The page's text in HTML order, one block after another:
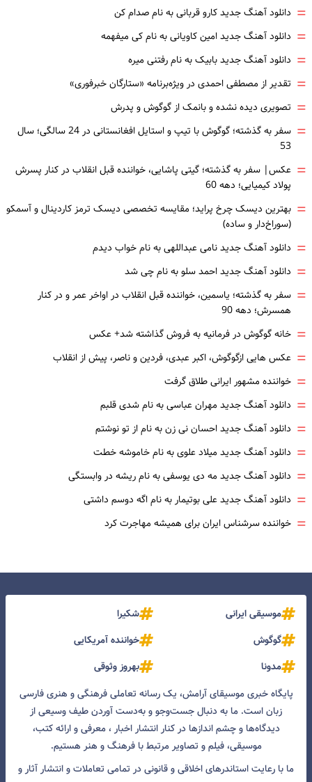
= دانلود آهنگ جدید کارو قربانی به نام صدام کن
= دانلود آهنگ جدید امین کاویانی به نام کی میفهمه
= دانلود آهنگ جدید بابیک به نام رفتنی میره
= تقدیر از مصطفی احمدی در ویژه‌برنامه «ستارگان خبرفوری»
= تصویری دیده نشده و بانمک از گوگوش و پدرش
=
سفر به گذشته؛ گوگوش با تیپ و استایل افغانستانی در 24 سالگی؛ سال
53
= عکس| سفر به گذشته؛ گیتی پاشایی، خواننده قبل انقلاب در کنار پسرش
پولاد کیمیایی؛ دهه 60
= بهترین دیسک چرخ پراید؛ مقایسه تخصصی دیسک ترمز کاردینال و آسمکو
(سوراخ‌دار و ساده)
= دانلود آهنگ جدید نامی عبداللهی به نام خواب دیدم
= دانلود آهنگ جدید احمد سلو به نام چی شد
= سفر به گذشته؛ یاسمین، خواننده قبل انقلاب در اواخر عمر و در کنار
همسرش؛ دهه 90
= خانه گوگوش در فرمانیه به فروش گذاشته شد+ عکس
= عکس هایی ازگوگوش، اکبر عبدی، فردین و ناصر، پیش از انقلاب
= خواننده مشهور ایرانی طلاق گرفت
= دانلود آهنگ جدید مهران عباسی به نام شدی قلبم
= دانلود آهنگ جدید احسان نی زن به نام از تو نوشتم
= دانلود آهنگ جدید میلاد علوی به نام خاموشه خطت
= دانلود آهنگ جدید مه دی یوسفی به نام ریشه در وابستگی
= دانلود آهنگ جدید علی بوتیمار به نام اگه دوسم داشتی
= خواننده سرشناس ایران برای همیشه مهاجرت کرد
موسیقی ایرانی
شکیرا
گوگوش
خواننده آمریکایی
مدونا
بهروز وثوقی
پایگاه خبری موسیقای آرامش، یک رسانه تعاملی فرهنگی و هنری فارسی
زبان است. ما به دنبال جست‌و‌جو و به‌دست آوردن طیف وسیعی از
دیدگاه‌ها و چشم انداز‌ها در کنار انتشار اخبار ، معرفی و ارائه کتب،
موسیقی، فیلم و تصاویر مرتبط با فرهنگ و هنر هستیم.
ما با رعایت استاندرهای اخلاقی و قانونی در تمامی تعاملات و انتشار آثار و